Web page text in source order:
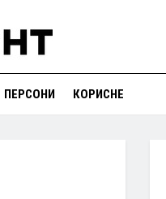
ПЕРСОНИ КОРИСНЕ